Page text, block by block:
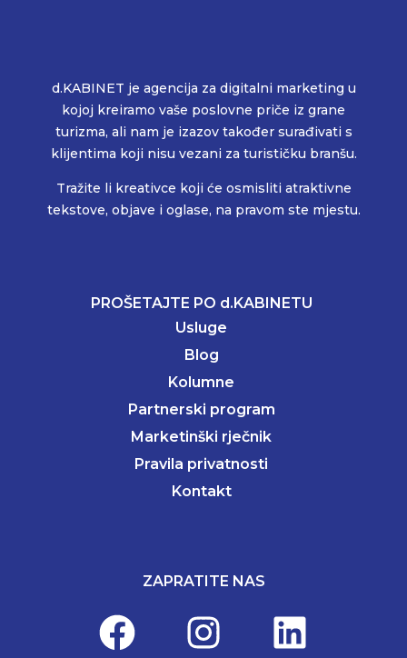
d.KABINET je agencija za digitalni marketing u
kojoj kreiramo vaše poslovne priče iz grane
turizma, ali nam je izazov također surađivati s
klijentima koji nisu vezani za turističku branšu.
Tražite li kreativce koji će osmisliti atraktivne
tekstove, objave i oglase, na pravom ste mjestu.
PROŠETAJTE PO d.KABINETU
Usluge
Blog
Kolumne
Partnerski program
Marketinški rječnik
Pravila privatnosti
Kontakt
ZAPRATITE NAS